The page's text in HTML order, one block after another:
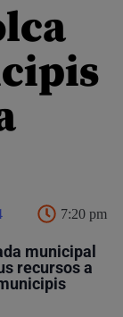
7:20 pm
municipal
recursos a